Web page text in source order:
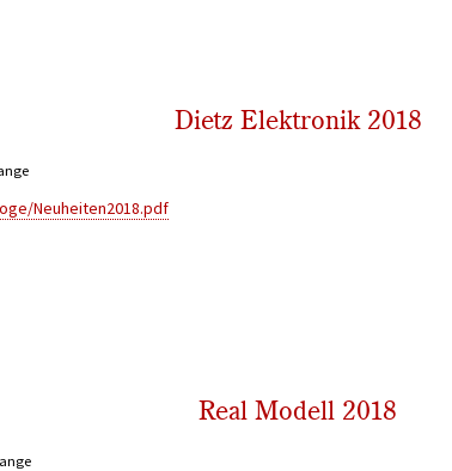
Dietz Elektronik 2018
Neuheiten2018.pdf
Real Modell 2018